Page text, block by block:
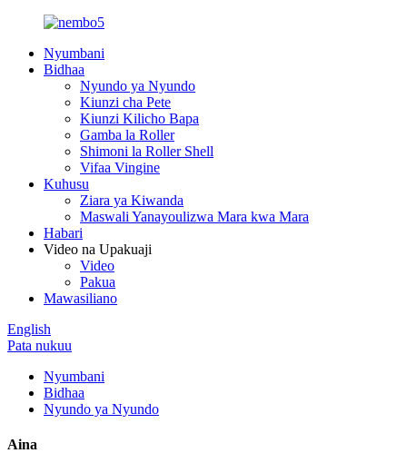
Nyumbani
Bidhaa
Nyundo ya Nyundo
Kiunzi cha Pete
Kiunzi Kilicho Bapa
Gamba la Roller
Shimoni la Roller Shell
Vifaa Vingine
Kuhusu
Ziara ya Kiwanda
Maswali Yanayoulizwa Mara kwa Mara
Habari
Video na Upakuaji
Video
Pakua
Mawasiliano
English
Pata nukuu
Nyumbani
Bidhaa
Nyundo ya Nyundo
Aina